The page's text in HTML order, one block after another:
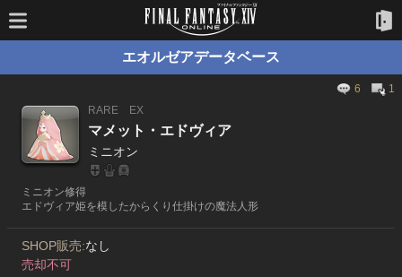
エオルゼアデータベース
6
1
RARE
EX
マメット・エドヴィア
ミニオン
ミニオン修得
エドヴィア姫を模したからくり仕掛けの魔法人形
SHOP販売:なし
売却不可